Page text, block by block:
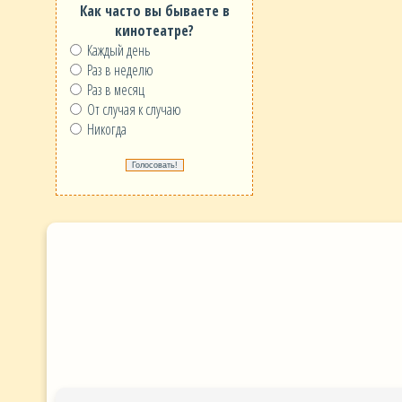
Как часто вы бываете в
кинотеатре?
Каждый день
Раз в неделю
Раз в месяц
От случая к случаю
Никогда